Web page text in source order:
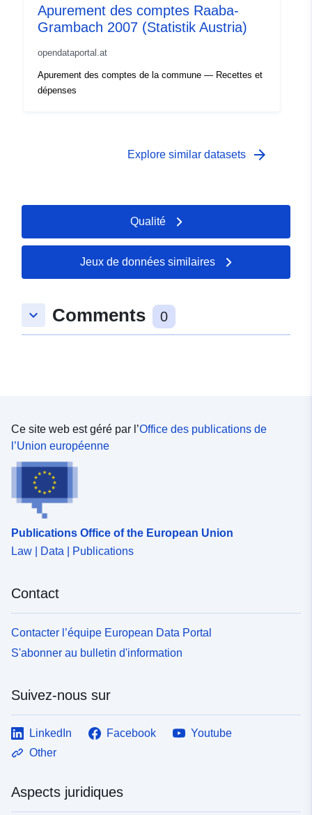
Apurement des comptes Raaba-
Grambach 2007 (Statistik Austria)
opendataportal.at
Apurement des comptes de la commune — Recettes et
dépenses
Explore similar datasets arrow_forward
Qualité
Jeux de données similaires
keyboard_arrow_down Comments 0
Ce site web est géré par l’Office des publications de
l’Union européenne
Publications Office of the European Union
Law | Data | Publications
Contact
Contacter l’équipe European Data Portal
S'abonner au bulletin d'information
Suivez-nous sur
LinkedIn Facebook
Youtube
Other
Aspects juridiques